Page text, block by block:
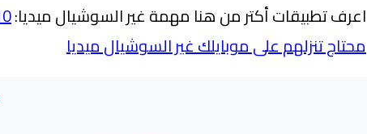
اعرف تطبيقات أكتر من هنا مهمة غير السوشيال ميديا:
محتاج تنزلهم على موبايلك غير السوشيال ميديا